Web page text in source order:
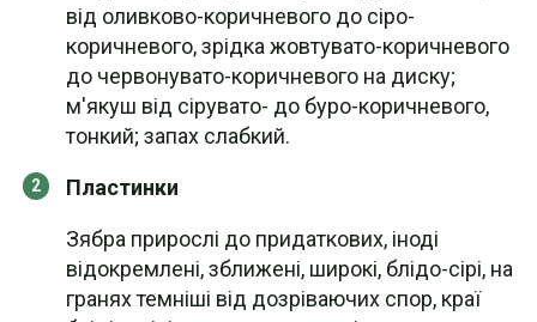
від оливково-коричневого до сіро-
коричневого, зрідка жовтувато-коричневого
до червонувато-коричневого на диску;
м'якуш від сірувато- до буро-коричневого,
тонкий; запах слабкий.
Пластинки
Зябра прирослі до придаткових, іноді
відокремлені, зближені, широкі, блідо-сірі, на
гранях темніші від дозріваючих спор, краї